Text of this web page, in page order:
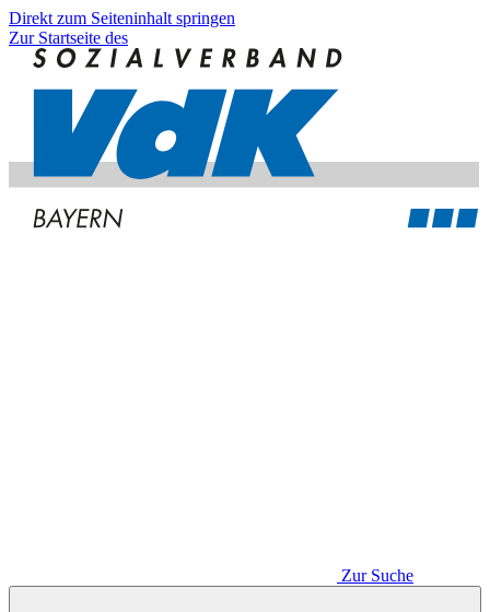
Direkt zum Seiteninhalt springen
Zur Startseite des
Zur Suche